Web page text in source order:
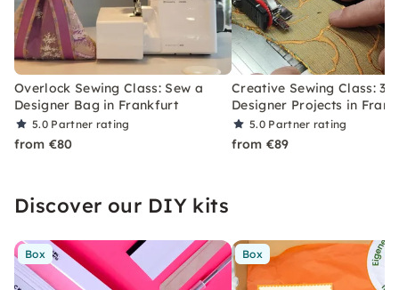
Overlock Sewing Class: Sew a
Designer Bag in Frankfurt
5.0 Partner rating
from €80
Creative Sewing Class: 3
Designer Projects in
5.0 Partner rating
from €89
Discover our DIY kits
Box Box